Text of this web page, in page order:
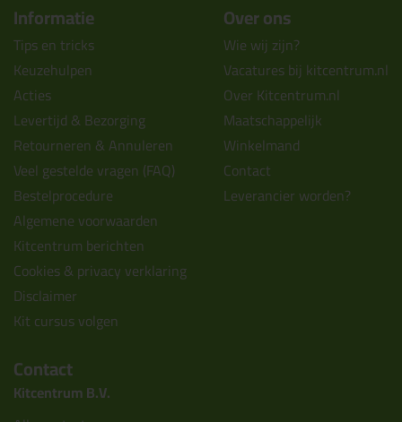
Informatie
Tips en tricks
Keuzehulpen
Acties
Levertijd & Bezorging
Retourneren & Annuleren
Veel gestelde vragen (FAQ)
Bestelprocedure
Algemene voorwaarden
Kitcentrum berichten
Cookies & privacy verklaring
Disclaimer
Kit cursus volgen
Over ons
Wie wij zijn?
Vacatures bij kitcentrum.nl
Over Kitcentrum.nl
Maatschappelijk
Winkelmand
Contact
Leverancier worden?
Contact
Kitcentrum B.V.